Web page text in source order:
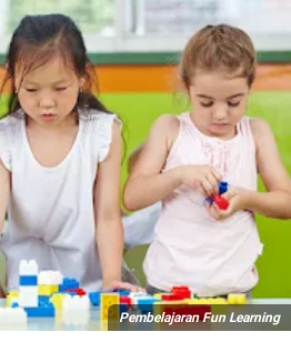
Pembelajaran Fun Learning